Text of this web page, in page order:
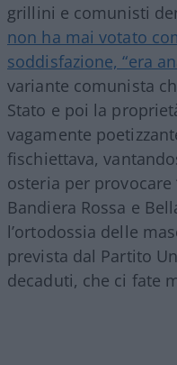
grillini e comunisti
non ha mai votato
soddisfazione, “era
variante comunista
Stato e poi la
vagamente
fischiettava,
osteria per provocare
Bandiera Rossa e
l’ortodossia delle
prevista dal Partito
decaduti, che ci fate